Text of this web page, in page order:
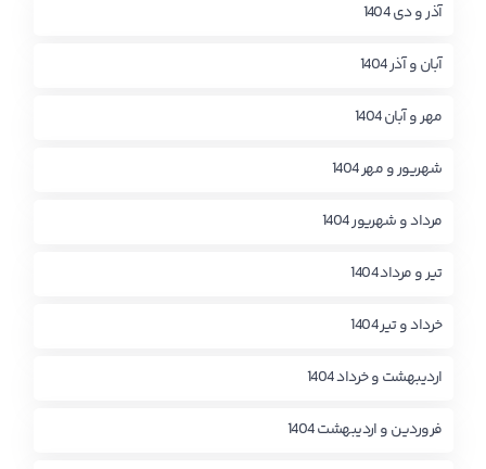
آذر و دی 1404
آبان و آذر 1404
مهر و آبان 1404
شهریور و مهر 1404
مرداد و شهریور 1404
تیر و مرداد 1404
خرداد و تیر 1404
اردیبهشت و خرداد 1404
فروردین و اردیبهشت 1404